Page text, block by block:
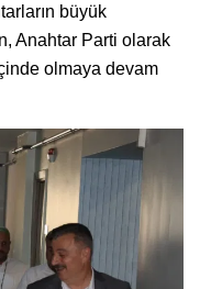
büyük
Anahtar Parti olarak
olmaya devam